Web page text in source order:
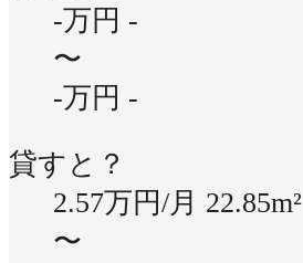
-万円 -
〜
-万円 -
貸すと？
2.57万円/月 22.85m²
〜